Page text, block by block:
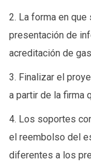
2. La forma en
presentación de
acreditación de
3. Finalizar el
a partir de la firma
4. Los soportes
el reembolso del
diferentes a los